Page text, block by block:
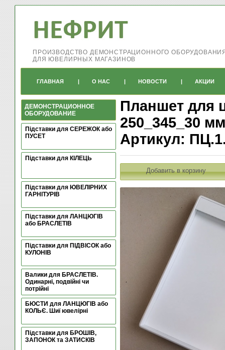
ПРОИЗВОДСТВО ДЕМОНСТРАЦИОННОГО
ДЛЯ ЮВЕЛИРНЫХ МАГАЗИНОВ
ГЛАВНАЯ | О НАС | НОВОСТИ | АКЦИИ
ДЕМОНСТРАЦИОННОЕ
ОБОРУДОВАНИЕ
Підставки для СЕРЕЖОК або
ПУСЕТ
Підставки для КІЛЕЦЬ
Підставки для ЮВЕЛІРНИХ
ГАРНІТУРІВ
Підставки для ЛАНЦЮГІВ
або БРАСЛЕТІВ
Підставки для ПІДВІСОК або
КУЛОНІВ
Валики для БРАСЛЕТІВ.
Одинарні, подвійні чи
потрійні
БЮСТИ для ЛАНЦЮГІВ або
КОЛЬЄ. Шиї ювелірні
Підставки для БРОШІВ,
ЗАПОНОК та ЗАТИСКІВ
Планшет для
250_345_30 мм
Артикул:
Добавить в корзину